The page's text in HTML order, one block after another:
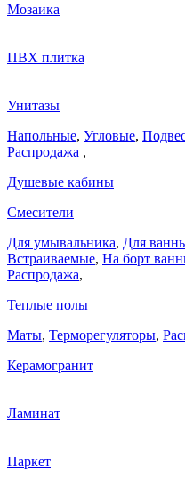
Мозаика
ПВХ плитка
Унитазы
Напольные, Угловые,
Распродажа ,
Душевые кабины
Смесители
Для умывальника, Для
Встраиваемые, На борт
Распродажа,
Теплые полы
Маты, Терморегуляторы,
Керамогранит
Ламинат
Паркет